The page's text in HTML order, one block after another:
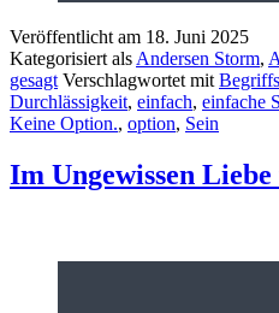
Veröffentlicht am 18. Juni 2025
Kategorisiert als Andersen Storm,
gesagt Verschlagwortet mit
Durchlässigkeit, einfach, einfache
Keine Option., option, Sein
Im Ungewissen